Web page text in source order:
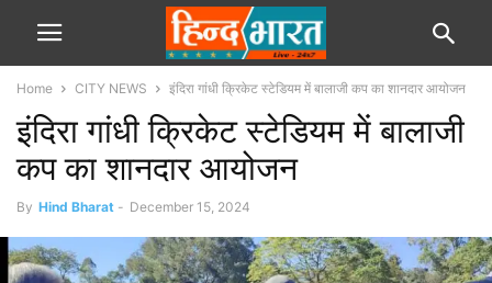
Home CITY NEWS इंदिरा गांधी क्रिकेट स्टेडियम में बालाजी कप का शानदार आयोजन
इंदिरा गांधी क्रिकेट स्टेडियम में बालाजी
कप का शानदार आयोजन
By Hind Bharat - December 15, 2024